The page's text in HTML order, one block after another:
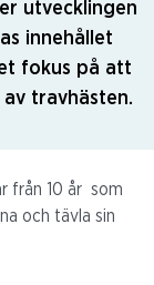
utvecklingen
innehållet
fokus på att
travhästen.
från 10 år som
och tävla sin